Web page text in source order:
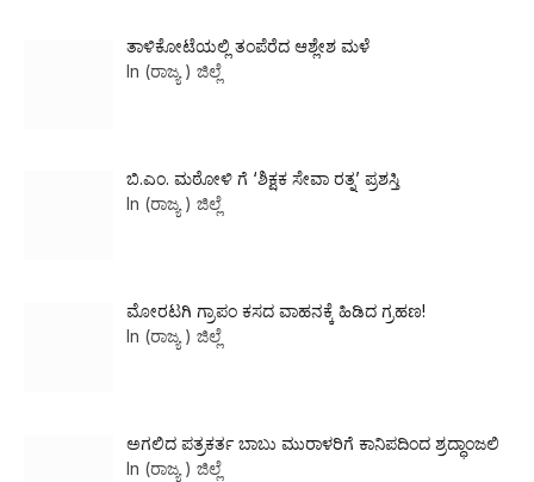
ತಾಳಿಕೋಟೆಯಲ್ಲಿ ತಂಪೆರೆದ ಆಶ್ಲೇಶ ಮಳೆ
In (ರಾಜ್ಯ ) ಜಿಲ್ಲೆ
ಬಿ.ಎಂ. ಮಠೋಳಿ ಗೆ ‘ಶಿಕ್ಷಕ ಸೇವಾ ರತ್ನ’ ಪ್ರಶಸ್ತಿ
In (ರಾಜ್ಯ ) ಜಿಲ್ಲೆ
ಮೋರಟಗಿ ಗ್ರಾಪಂ ಕಸದ ವಾಹನಕ್ಕೆ ಹಿಡಿದ ಗ್ರಹಣ!
In (ರಾಜ್ಯ ) ಜಿಲ್ಲೆ
ಅಗಲಿದ ಪತ್ರಕರ್ತ ಬಾಬು ಮುರಾಳರಿಗೆ ಕಾನಿಪದಿಂದ ಶ್ರದ್ಧಾಂಜಲಿ
In (ರಾಜ್ಯ ) ಜಿಲ್ಲೆ